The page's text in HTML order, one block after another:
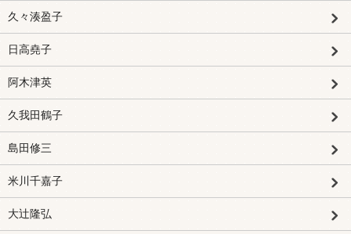
久々湊盈子
日高堯子
阿木津英
久我田鶴子
島田修三
米川千嘉子
大辻隆弘